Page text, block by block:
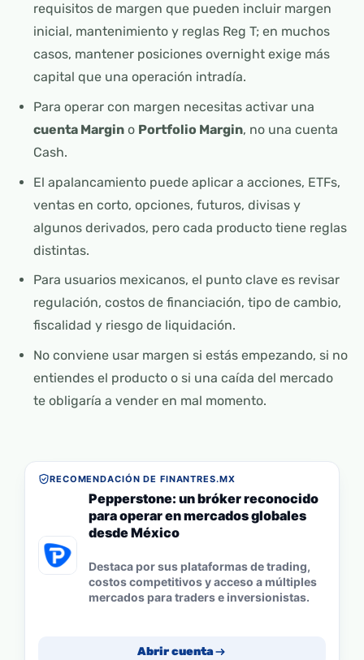
requisitos de margen que pueden incluir margen
inicial, mantenimiento y reglas Reg T; en muchos
casos, mantener posiciones overnight exige más
capital que una operación intradía.
Para operar con margen necesitas activar una
cuenta Margino Portfolio Margin, no una cuenta
Cash.
El apalancamiento puede aplicar a acciones, ETFs,
ventas en corto, opciones, futuros, divisas y
algunos derivados, pero cada producto tiene reglas
distintas.
Para usuarios mexicanos, el punto clave es revisar
regulación, costos de financiación, tipo de cambio,
fiscalidad y riesgo de liquidación.
No conviene usar margen si estás empezando, si no
entiendes el producto o si una caída del mercado
te obligaría a vender en mal momento.
RECOMENDACIÓN DE FINANTRES.MX
Pepperstone: un bróker reconocido
para operar en mercados globales
desde México
Destaca por sus plataformas de trading,
costos competitivos y acceso a múltiples
mercados para traders e inversionistas.
Abrir cuenta